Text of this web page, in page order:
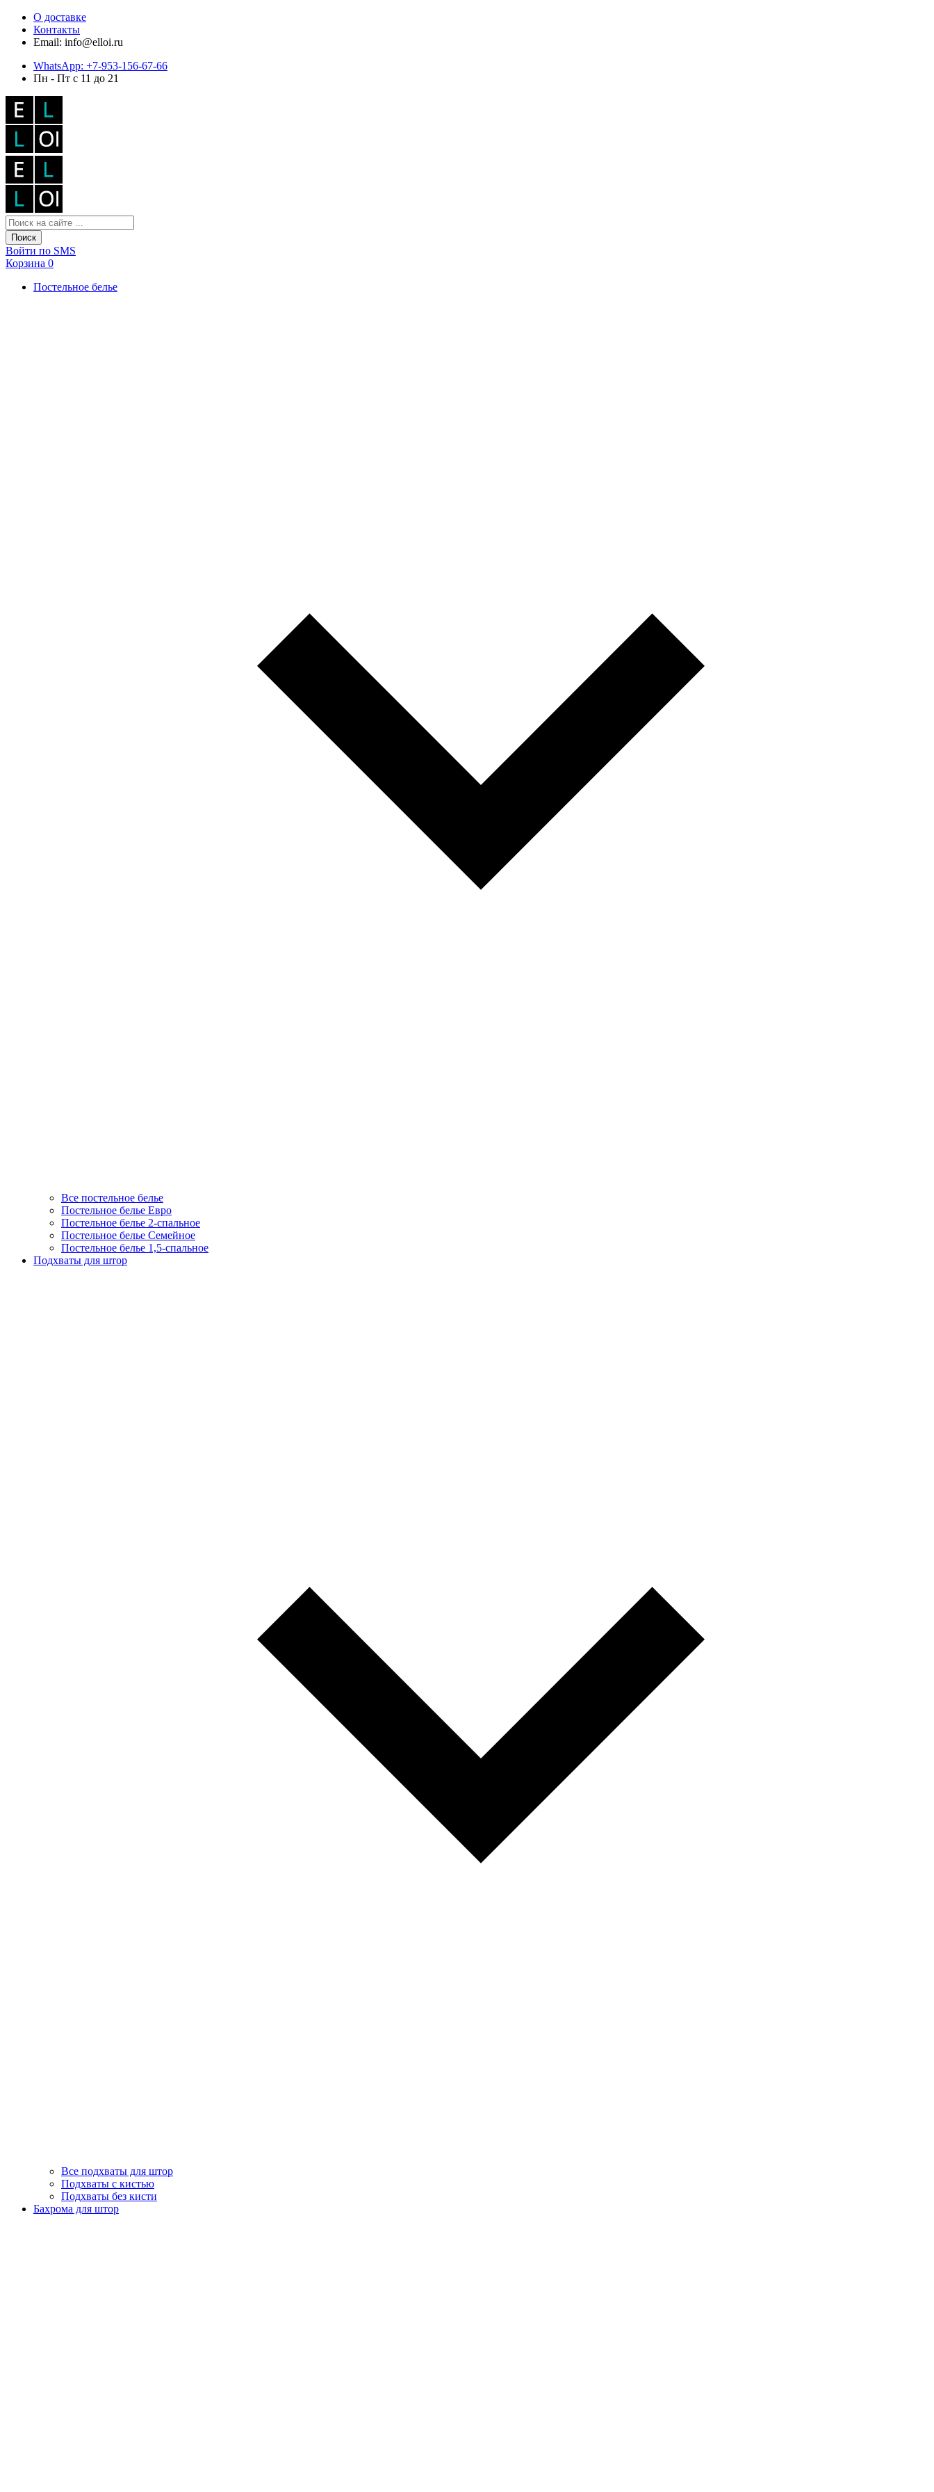
О доставке
Контакты
Email: info@elloi.ru
WhatsApp: +7-953-156-67-66
Пн - Пт с 11 до 21
Поиск
Войти по SMS
Корзина 0
Постельное белье
Все постельное белье
Постельное белье Евро
Постельное белье 2-спальное
Постельное белье Семейное
Постельное белье 1,5-спальное
Подхваты для штор
Все подхваты для штор
Подхваты с кистью
Подхваты без кисти
Бахрома для штор